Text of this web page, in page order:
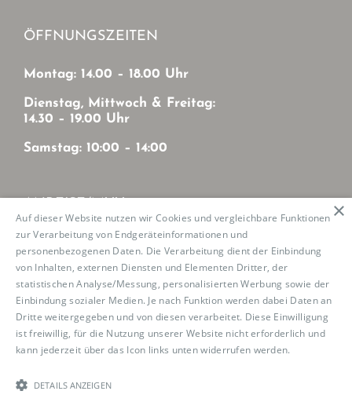
ÖFFNUNGSZEITEN
Montag: 14.00 – 18.00 Uhr
Dienstag, Mittwoch & Freitag:
14.30 – 19.00 Uhr
Samstag: 10:00 – 14:00
Mit MVV von München-Zentrum
U2: Haltestelle Josephsburg
Tram 21: Haltestelle Mutschellestr.
Copyright 2023 Boutique de la Danse | Impressum
Auf dieser Website nutzen wir Cookies und vergleichbare Funktionen
zur Verarbeitung von Endgeräteinformationen und
personenbezogenen Daten. Die Verarbeitung dient der Einbindung
von Inhalten, externen Diensten und Elementen Dritter, der
statistischen Analyse/Messung, personalisierten Werbung sowie der
Einbindung sozialer Medien. Je nach Funktion werden dabei Daten an
Dritte weitergegeben und von diesen verarbeitet. Diese Einwilligung
ist freiwillig, für die Nutzung unserer Website nicht erforderlich und
kann jederzeit über das Icon links unten widerrufen werden.
DETAILS ANZEIGEN
×